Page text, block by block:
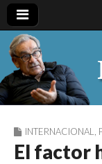
INTERNACIONAL
El factor